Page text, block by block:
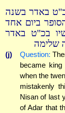
באדר בשנה
ביום אחד
בכ"ט באדר
שלימה
(j) Question:
became
when the
mistakenly
Nisan of last
of Adar that